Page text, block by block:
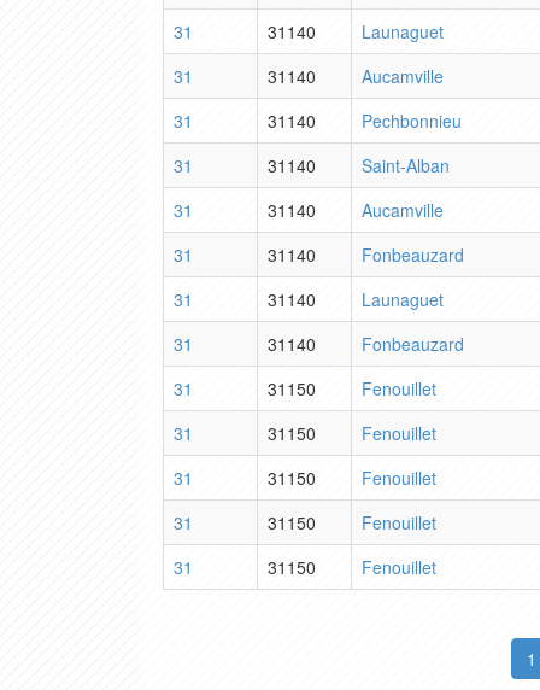
31
31140
Launaguet
31
31140
Aucamville
31
31140
Pechbonnieu
31
31140
Saint-Alban
31
31140
Aucamville
31
31140
Fonbeauzard
31
31140
Launaguet
31
31140
Fonbeauzard
31
31150
Fenouillet
31
31150
Fenouillet
31
31150
Fenouillet
31
31150
Fenouillet
31
31150 Fenouillet
1